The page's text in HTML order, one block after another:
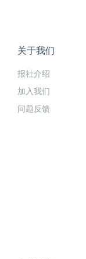
关于我们
报社介绍
加入我们
问题反馈